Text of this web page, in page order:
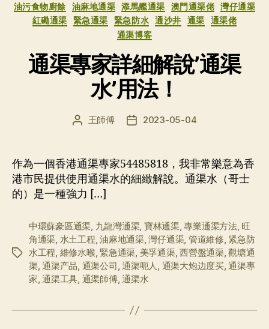
油污食物廚餘
油麻地通渠 添馬艦通渠 澳門通渠佬
灣仔通渠
紅磡通渠
緊急通渠 緊急防水 通沙井 通渠
通渠佬
通渠博客
通渠專家詳細解說’通渠
水’用法！
文
者
王師傅
发
期
2023-05-04
作為一個香港通渠專家54485818，我非常樂意為香
港市民提供使用通渠水的細緻解說。通渠水（哥士
的）是一種強力 […]
标
中環蘇豪區通渠, 九龍灣通渠, 寶林通渠,專業通渠方法, 旺
角通渠, 水土工程,油麻地通渠,灣仔通渠, 管道維修, 紧急防
水工程, 維修水喉, 緊急通渠, 美孚通渠,西營盤通渠,觀塘通
渠,通渠产品, 通渠公司,通渠呃人, 通渠大炮边度买,通渠專
家,通渠工具, 通渠師傅,通渠水